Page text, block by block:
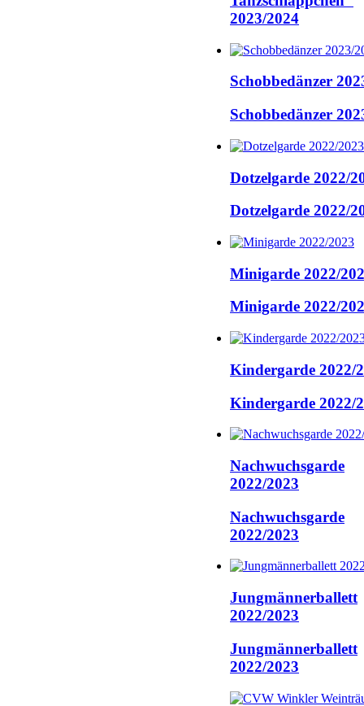
2023/2024
Schobbedänzer
Schobbedänzer
Dotzelgarde 2022/
Dotzelgarde 2022/
Minigarde 2022/
Minigarde 2022/
Kindergarde 2022/
Kindergarde 2022/
Nachwuchsgarde
2022/2023
Nachwuchsgarde
2022/2023
Jungmännerballett
2022/2023
Jungmännerballett
2022/2023